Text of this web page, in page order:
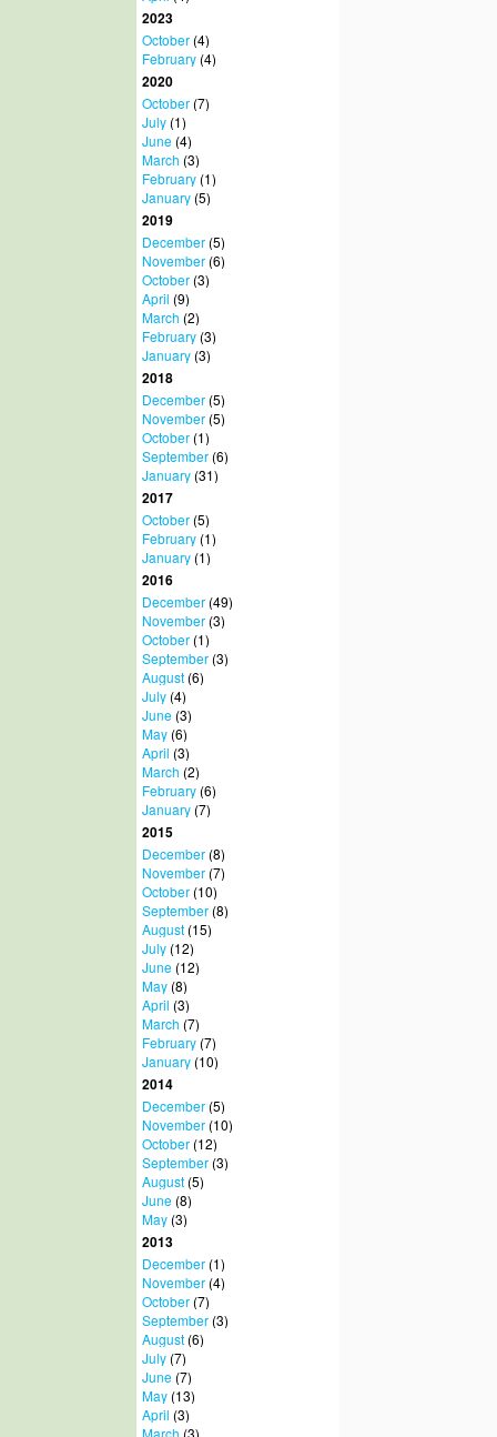
2023
October(4)
February(4)
2020
October(7)
July(1)
June(4)
March (3)
February(1)
January(5)
2019
December(5)
November(6)
October(3)
April (9)
March (2)
February(3)
January(3)
2018
December(5)
November(5)
October(1)
September(6)
January(31)
2017
October(5)
February(1)
January(1)
2016
December(49)
November(3)
October(1)
September(3)
August(6)
July(4)
June(3)
May(6)
April (3)
March (2)
February(6)
January(7)
2015
December(8)
November(7)
October(10)
September(8)
August(15)
July(12)
June(12)
May(8)
April (3)
March (7)
February(7)
January(10)
2014
December(5)
November(10)
October(12)
September(3)
August(5)
June(8)
May(3)
2013
December(1)
November(4)
October(7)
September(3)
August(6)
July(7)
June(7)
May(13)
April (3)